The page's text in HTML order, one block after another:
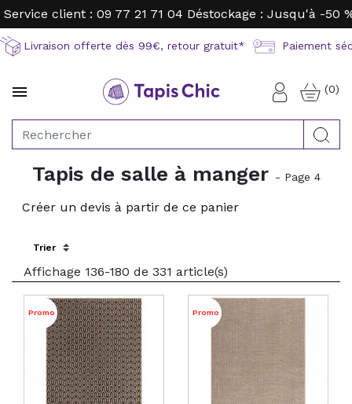
Service client : 09 77 21 71 04 Déstockage : Jusqu'à -50
Livraison offerte dès 99€, retour gratuit* Paiement
 Connexion
(0)
Tapis de salle à manger - Page 4
Créer un devis à partir de ce panier
Sort by:
Affichage 136-180 de 331 article(s)
Promo Promo